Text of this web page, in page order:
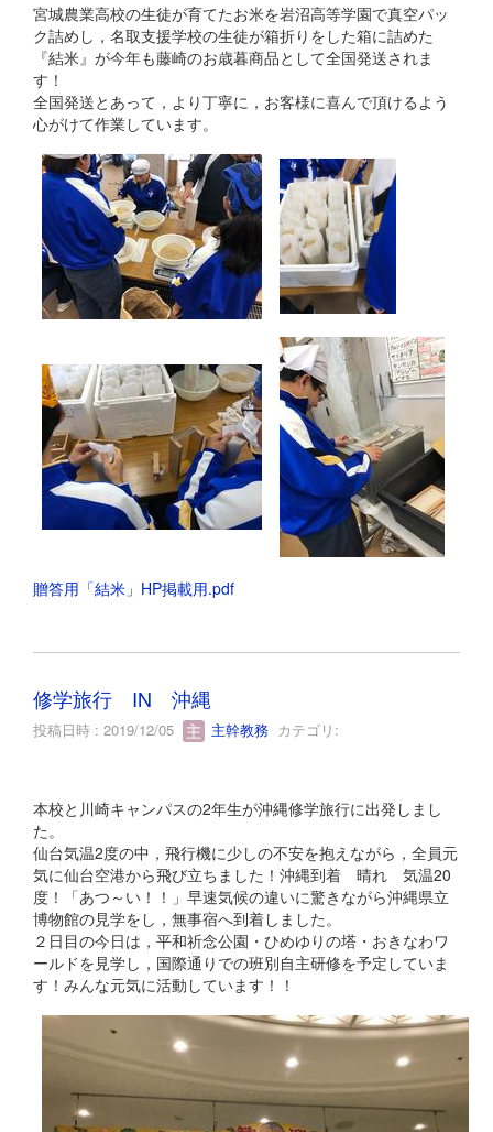
宮城農業高校の生徒が育てたお米を岩沼高等学園で真空パッ
ク詰めし，名取支援学校の生徒が箱折りをした箱に詰めた
『結米』が今年も藤崎のお歳暮商品として全国発送されま
す！
全国発送とあって，より丁寧に，お客様に喜んで頂けるよう
心がけて作業しています。
贈答用「結米」HP掲載用.pdf
修学旅行 IN 沖縄
投稿日時 : 2019/12/05 主幹教務 カテゴリ:
本校と川崎キャンパスの2年生が沖縄修学旅行に出発しまし
た。
仙台気温2度の中，飛行機に少しの不安を抱えながら，全員元
気に仙台空港から飛び立ちました！沖縄到着 晴れ 気温20
度！「あつ～い！！」早速気候の違いに驚きながら沖縄県立
博物館の見学をし，無事宿へ到着しました。
２日目の今日は，平和祈念公園・ひめゆりの塔・おきなわワ
ールドを見学し，国際通りでの班別自主研修を予定していま
す！みんな元気に活動しています！！